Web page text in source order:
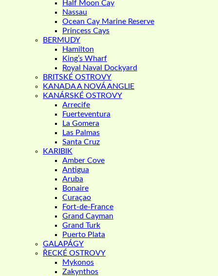
Half Moon Cay
Nassau
Ocean Cay Marine Reserve
Princess Cays
BERMUDY
Hamilton
King’s Wharf
Royal Naval Dockyard
BRITSKÉ OSTROVY
KANADA A NOVÁ ANGLIE
KANÁRSKÉ OSTROVY
Arrecife
Fuerteventura
La Gomera
Las Palmas
Santa Cruz
KARIBIK
Amber Cove
Antigua
Aruba
Bonaire
Curaçao
Fort-de-France
Grand Cayman
Grand Turk
Puerto Plata
GALAPÁGY
ŘECKÉ OSTROVY
Mykonos
Zakynthos